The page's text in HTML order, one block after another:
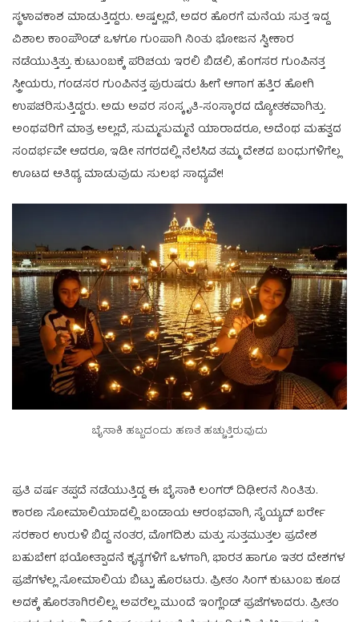
ಸ್ಥಳಾವಕಾಶ ಮಾಡುತ್ತಿದ್ದರು. ಅಷ್ಟಲ್ಲದೆ, ಅದರ ಹೊರಗೆ ಮನೆಯ ಸುತ್ತ ಇದ್ದ
ವಿಶಾಲ ಕಾಂಪೌಂಡ್ ಒಳಗೂ ಗುಂಪಾಗಿ ನಿಂತು ಭೋಜನ ಸ್ವೀಕಾರ
ನಡೆಯುತ್ತಿತ್ತು. ಕುಟುಂಬಕ್ಕೆ ಪರಿಚಯ ಇರಲಿ ಬಿಡಲಿ, ಹೆಂಗಸರ ಗುಂಪಿನತ್ತ
ಸ್ತ್ರೀಯರು, ಗಂಡಸರ ಗುಂಪಿನತ್ತ ಪುರುಷರು ಹೀಗೆ ಆಗಾಗ ಹತ್ತಿರ ಹೋಗಿ
ಉಪಚರಿಸುತ್ತಿದ್ದರು. ಅದು ಅವರ ಸಂಸ್ಕೃತಿ-ಸಂಸ್ಕಾರದ ದ್ಯೋತಕವಾಗಿತ್ತು.
ಅಂಥವರಿಗೆ ಮಾತ್ರ ಅಲ್ಲದೆ, ಸುಮ್ಮಸುಮ್ಮನೆ ಯಾರಾದರೂ, ಅದೆಂಥ ಮಹತ್ವದ
ಸಂದರ್ಭವೇ ಆದರೂ, ಇಡೀ ನಗರದಲ್ಲಿ ನೆಲೆಸಿದ ತಮ್ಮ ದೇಶದ ಬಂಧುಗಳಿಗೆಲ್ಲ
ಊಟದ ಆತಿಥ್ಯ ಮಾಡುವುದು ಸುಲಭ ಸಾಧ್ಯವೇ!
ಬೈಸಾಕಿ ಹಬ್ಬದಂದು ಹಣತೆ ಹಚ್ಚುತ್ತಿರುವುದು
ಪ್ರತಿ ವರ್ಷ ತಪ್ಪದೆ ನಡೆಯುತ್ತಿದ್ದ ಈ ಬೈಸಾಕಿ ಲಂಗರ್ ದಿಢೀರನೆ ನಿಂತಿತು.
ಕಾರಣ ಸೋಮಾಲಿಯಾದಲ್ಲಿ ಬಂಡಾಯ ಆರಂಭವಾಗಿ, ಸೈಯ್ಯದ್ ಬರ್ರೇ
ಸರಕಾರ ಉರುಳಿ ಬಿದ್ದ ನಂತರ, ಮೊಗದಿಶು ಮತ್ತು ಸುತ್ತಮುತ್ತಲ ಪ್ರದೇಶ
ಬಹುಬೇಗ ಭಯೋತ್ಪಾದನೆ ಕೃತ್ಯಗಳಿಗೆ ಒಳಗಾಗಿ, ಭಾರತ ಹಾಗೂ ಇತರ ದೇಶಗಳ
ಪ್ರಜೆಗಳೆಲ್ಲ ಸೋಮಾಲಿಯ ಬಿಟ್ಟು ಹೊರಟರು. ಪ್ರೀತಂ ಸಿಂಗ್ ಕುಟುಂಬ ಕೂಡ
ಅದಕ್ಕೆ ಹೊರತಾಗಿರಲಿಲ್ಲ. ಅವರೆಲ್ಲ ಮುಂದೆ ಇಂಗ್ಲೆಂಡ್ ಪ್ರಜೆಗಳಾದರು. ಪ್ರೀತಂ